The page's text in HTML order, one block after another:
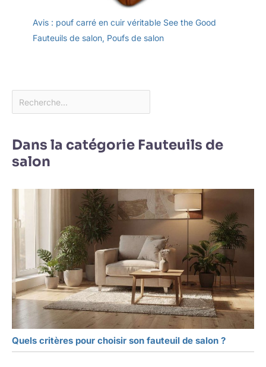
Avis : pouf carré en cuir véritable See the Good
Fauteuils de salon, Poufs de salon
Dans la catégorie Fauteuils de
salon
Quels critères pour choisir son fauteuil de salon ?